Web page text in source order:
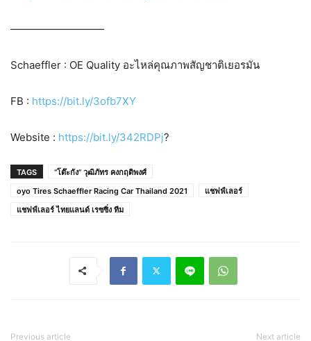
—————————
Schaeffler : OE Quality อะไหล่คุณภาพสัญชาติเยอรมัน
FB : https://bit.ly/3ofb7XY
Website : https://bit.ly/342RDPj?
TAGS
“โต๊ะกัง” วุฒิภัทร คงกฤติพงศ์
oyo Tires Schaeffler Racing Car Thailand 2021
แชฟฟ์เลอร์
แชฟฟ์เลอร์ ไทยแลนด์ เรซซิ่ง ทีม
Previous article Next article